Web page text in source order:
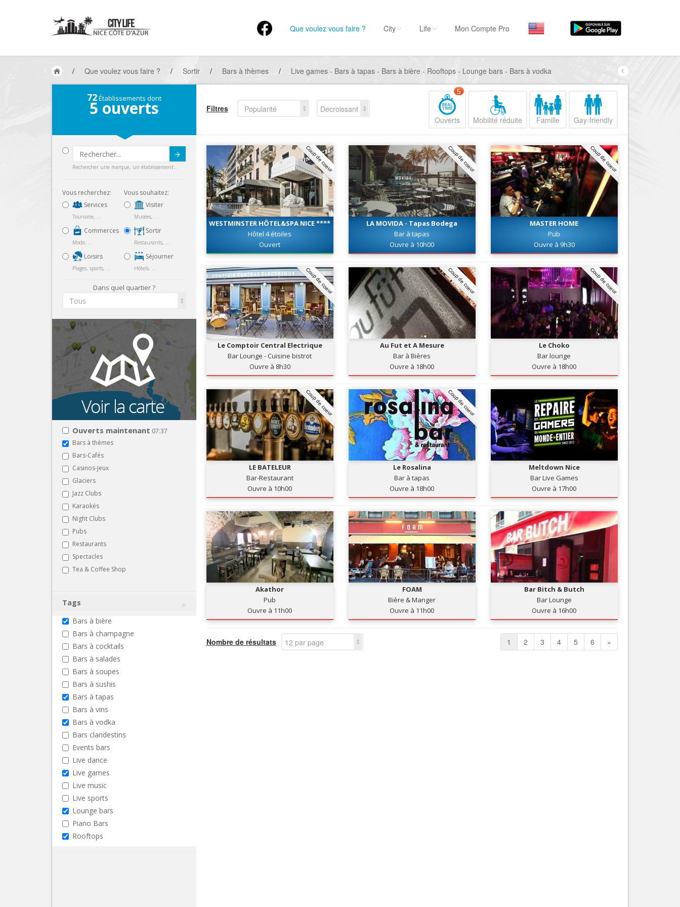
Que voulez vous faire ?
Par activité
Hôtels, ...
Visiter
Sortir
Restaurants, ...
Commerces
Mode, ...
Loisirs
Plages, sports, ...
Services
Tourisme, ...
Par quartiers
Nice Promenade du
Nice le Port
Nice le Vieux Nice
Nice le Coeur de Ville
Nice les Collines Niçoises
Nice le petit Marais Niçois
Nice la plaine du Var
Nice Aéroport
City Life Mon Compte Pro
/ Que voulez vous faire ? / Sortir / Bars à thèmes / Live games - Bars à tapas - Bars à bière - Rooftops - Lounge bars - Bars à vodka
72Établissements dont
5 ouverts
Rechercher une marque, un établissement...
Vous recherchez:
Services
Tourisme, ...
Commerces
Mode, ...
Loisirs
Plages, sports, ...
Vous souhaitez:
Visiter
Musées, ...
Sortir
Restaurants, ...
Séjourner
Hôtels, ...
Dans quel quartier ?
Tous
Ouverts maintenant 07:37
Bars à thèmes
Bars-Cafés
Casinos-Jeux
Glaciers
Jazz Clubs
Karaokés
Night Clubs
Pubs
Restaurants
Spectacles
Tea & Coffee Shop
Tags
Bars à bière
Bars à champagne
Bars à cocktails
Bars à salades
Bars à soupes
Bars à sushis
Bars à tapas
Bars à vins
Bars à vodka
Bars clandestins
Events bars
Live dance
Live games
Live music
Live sports
Lounge bars
Piano Bars
Rooftops
Filtres Popularité
Decroissant
Ouverts
5
Mobilité réduite Famille Gay-friendly
Coup de coeur
WESTMINSTER HÔTEL&SPA NICE ****
Hôtel 4 étoiles
Ouvert
Coup de coeur
LA MOVIDA - Tapas Bodega
Bar à tapas
Ouvre à 10h00
Coup de coeur
MASTER HOME
Pub
Ouvre à 9h30
Coup de coeur
Le Comptoir Central Electrique
Bar Lounge - Cuisine bistrot
Ouvre à 8h30
Coup de coeur
Au Fut et A Mesure
Bar à Bières
Ouvre à 18h00
Coup de coeur
Le Choko
Bar lounge
Ouvre à 18h00
Coup de coeur
LE BATELEUR
Bar-Restaurant
Ouvre à 10h00
Coup de coeur
Le Rosalina
Bar à tapas
Ouvre à 18h00
Meltdown Nice
Bar Live Games
Ouvre à 17h00
Akathor
Pub
Ouvre à 11h00
FOAM
Bière & Manger
Ouvre à 11h00
Bar Bitch & Butch
Bar Lounge
Ouvre à 16h00
Nombre de résultats 12 par page 1 2 3 4 5 6 »